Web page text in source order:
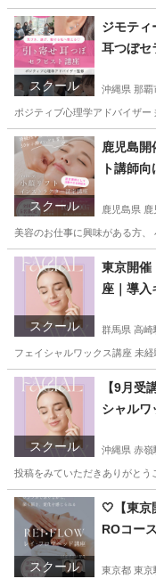
福岡 福岡市
スクール
ジモテ
耳つぼセ
沖縄県 那覇
ポジティブ心理学アドバイザ
沖縄 那覇市 美容健康
スクール
鹿児島
ト講師
鹿児島県 鹿
美容のお仕事に興味がある方、
鹿児島 鹿児島市 鹿児
スクール
東京開催
座｜導入
群馬県 高崎
フェイシャルワックス講座 未
群馬 前橋市 高崎駅
スクール
【9月受
シャルワ
沖縄県 赤嶺
投稿をみていただきありがと
沖縄 那覇市 赤嶺駅
スクール
🤍【東
ROコース
東京都 東京